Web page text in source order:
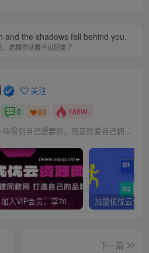
and the shadows fall behind you.
，这样你就看不见阴影了
关注
0 63 186W+
幸福并不是一味得到自己想要的，而是珍爱自己拥有的
加入VIP会员，享70%的推广提成，免费学习多种网上创业课程，菜鸟秒变大神！
下一篇